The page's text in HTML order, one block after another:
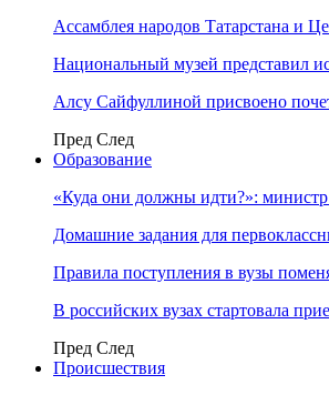
Ассамблея народов Татарстана и
Национальный музей представил
Алсу Сайфуллиной присвоено
Пред След
Образование
«Куда они должны идти?»: министр
Домашние задания для
Правила поступления в вузы
В российских вузах стартовала
Пред След
Происшествия